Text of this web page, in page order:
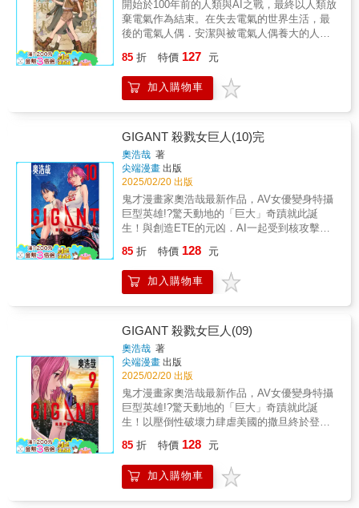
將改變。3.《銀河英雄傳說Die Neue These》
TV動畫第五季製作中!!!
開始於100年前的人類與AI之戰，最終以人類放
棄電氣作為結束。在失去電氣的世界生活，最
後的電氣人偶．安潔與被電氣人偶養大的人
——
85 折 特價 127 元
加入購物車
GIGANT 殺戮女巨人(10)完
奧浩哉 著
尖端漫畫 出版
2025/02/20 出版
鬼才漫畫家奧浩哉最新作品，AV女優變身特攝
巨型英雄!?驚天動地的「巨大」奇蹟就此誕
生！與創造ETE的元凶．AI一起受到核攻擊
人自相遇便開啟的緣分又會走向何方!?「超」
巨大BOY MEETS GIRLS故事，堂堂完結！
85 折 特價 128 元
加入購物車
GIGANT 殺戮女巨人(09)
奧浩哉 著
尖端漫畫 出版
2025/02/20 出版
鬼才漫畫家奧浩哉最新作品，AV女優變身特攝
巨型英雄!?驚天動地的「巨大」奇蹟就此誕
生！以壓倒性破壞力肆虐美國的撒旦終於登陸
來人與PAPICO挺身而出戰鬥。PAPICO與零的
未來、東京的未來、世界的未來究竟何去何
從!?
85 折 特價 128 元
加入購物車